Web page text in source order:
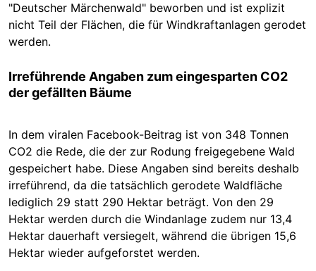
"Deutscher Märchenwald" beworben und ist explizit
nicht Teil der Flächen, die für Windkraftanlagen gerodet
werden.
Irreführende Angaben zum eingesparten CO2
der gefällten Bäume
In dem viralen Facebook-Beitrag ist von 348 Tonnen
CO2 die Rede, die der zur Rodung freigegebene Wald
gespeichert habe. Diese Angaben sind bereits deshalb
irreführend, da die tatsächlich gerodete Waldfläche
lediglich 29 statt 290 Hektar beträgt. Von den 29
Hektar werden durch die Windanlage zudem nur 13,4
Hektar dauerhaft versiegelt, während die übrigen 15,6
Hektar wieder aufgeforstet werden.